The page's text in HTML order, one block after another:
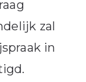
zal
in